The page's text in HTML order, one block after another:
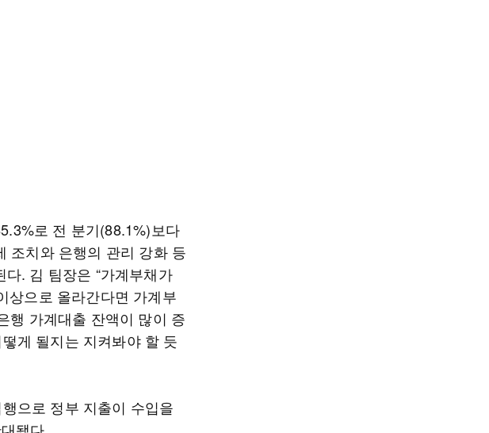
로 전 분기(88.1%)보다
조치와 은행의 관리 강화 등
. 김 팀장은 “가계부채가
상으로 올라간다면 가계부
행 가계대출 잔액이 많이 증
게 될지는 지켜봐야 할 듯
으로 정부 지출이 수입을